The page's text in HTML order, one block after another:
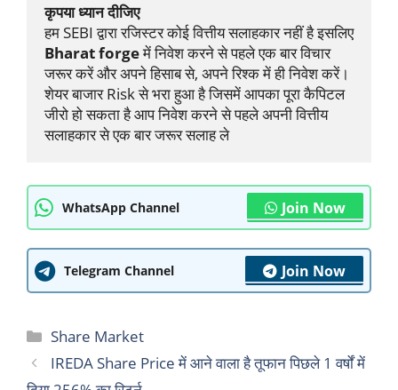
कृपया ध्यान दीजिए
हम SEBI द्वारा रजिस्टर कोई वित्तीय सलाहकार नहीं है इसलिए
Bharat forge में निवेश करने से पहले एक बार विचार
जरूर करें और अपने हिसाब से, अपने रिश्क में ही निवेश करें।
शेयर बाजार Risk से भरा हुआ है जिसमें आपका पूरा कैपिटल
जीरो हो सकता है आप निवेश करने से पहले अपनी वित्तीय
सलाहकार से एक बार जरूर सलाह ले
WhatsApp Channel Join Now
Telegram Channel Join Now
Categories
Share Market
IREDA Share Price में आने वाला है तूफान पिछले 1 वर्षों में